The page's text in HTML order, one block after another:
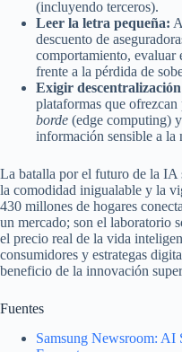
(incluyendo terceros).
Leer la letra pequeña:
descuento de
comportamiento, evaluar
frente a la pérdida de
Exigir
plataformas que
borde (edge computing)
información sensible a la
La batalla por el futuro de la IA
la comodidad inigualable y la
430 millones de hogares
un mercado; son el laboratorio
el precio real de la vida
consumidores y estrategas
beneficio de la innovación
Fuentes
Samsung Newsroom: AI